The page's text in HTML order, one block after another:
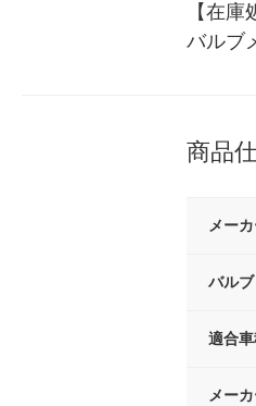
【在
バルブ
商品
メー
バルブ
適合
メー